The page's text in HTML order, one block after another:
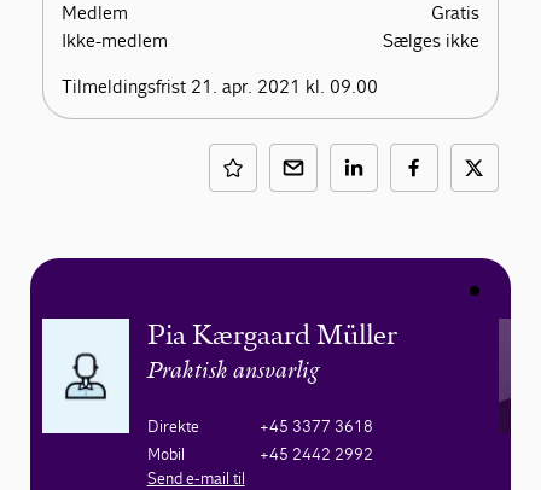
Medlem
Gratis
Ikke-medlem
Sælges ikke
Tilmeldingsfrist 21. apr. 2021 kl. 09.00
Pia Kærgaard Müller
Praktisk ansvarlig
Direkte
+45 3377 3618
Mobil
+45 2442 2992
Send e-mail til